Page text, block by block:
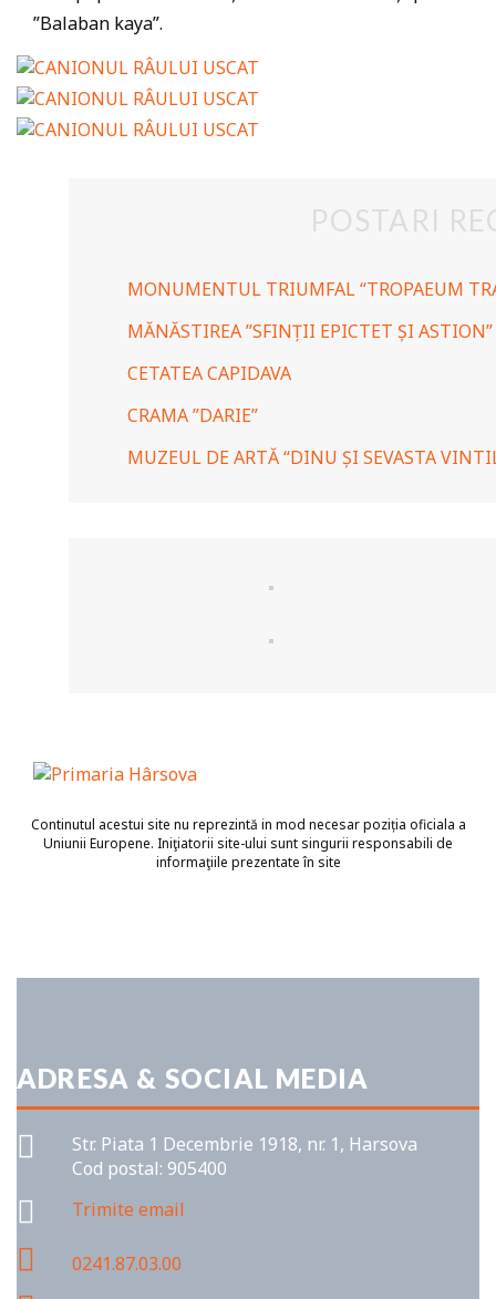
”Balaban kaya”.
POSTARI
MONUMENTUL TRIUMFAL “TROPAEUM
MĂNĂSTIREA ”SFINȚII EPICTET ȘI ASTION”
CETATEA CAPIDAVA
CRAMA ”DARIE”
MUZEUL DE ARTĂ “DINU ȘI SEVASTA
Continutul acestui site nu reprezintă in mod necesar poziția oficiala a
Uniunii Europene. Iniţiatorii site-ului sunt singurii responsabili de
informaţiile prezentate în site
ADRESA & SOCIAL MEDIA
Str. Piata 1 Decembrie 1918, nr. 1, Harsova
Cod postal: 905400
Trimite email
0241.87.03.00